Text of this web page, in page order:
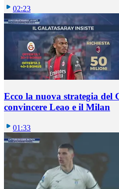
02:23
Ecco la nuova strategia del
convincere Leao e il Milan
01:33